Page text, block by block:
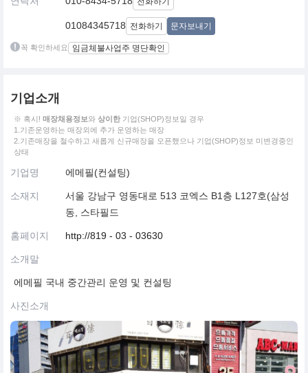
01084345718 전화하기 문자보내기
꼭 확인하세요 임금체불사업주 명단확인
기업소개
※ 혹시! 매장채용정보와 상이한 기업(SHOP)정보일 경우
1.기존운영하는 매장외에 추가 운영하는 매장
2.기존매장을 철수하고 새롭게 신규매장을 오픈했으나 기업(SHOP)정보 미변경중인
상태
기업명 에메필(컨설팅)
소재지
서울 강남구 영동대로 513 코엑스 B1층 L127호(삼성
동, 스타필드
홈페이지 http://819 - 03 - 03630
소개말
에메필 국내 중간관리 운영 및 컨설팅
사진소개